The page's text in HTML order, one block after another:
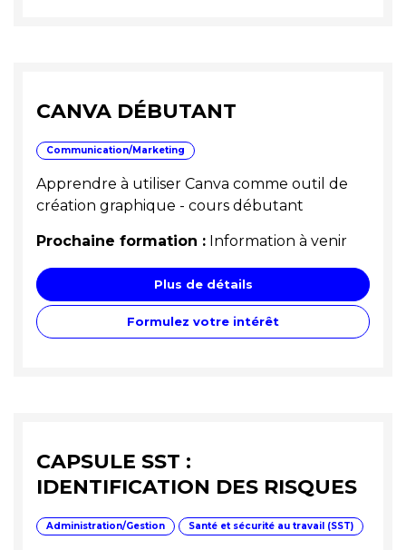
CANVA DÉBUTANT
Communication/Marketing
Apprendre à utiliser Canva comme outil de
création graphique - cours débutant
Prochaine formation : Information à venir
Plus de détails
Formulez votre intérêt
CAPSULE SST :
IDENTIFICATION DES RISQUES
Administration/Gestion Santé et sécurité au travail (SST)